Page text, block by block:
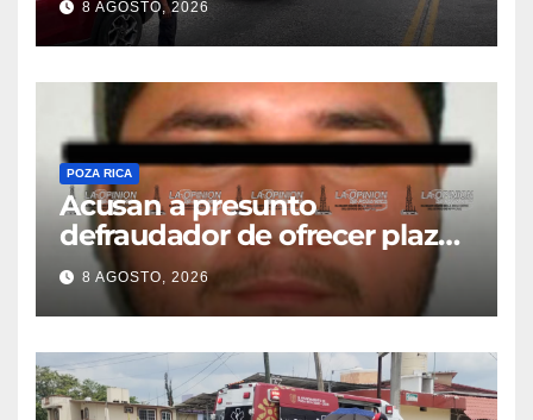
Tuxpan
8 AGOSTO, 2026
POZA RICA
Acusan a presunto
defraudador de ofrecer plazas
de maestros
8 AGOSTO, 2026